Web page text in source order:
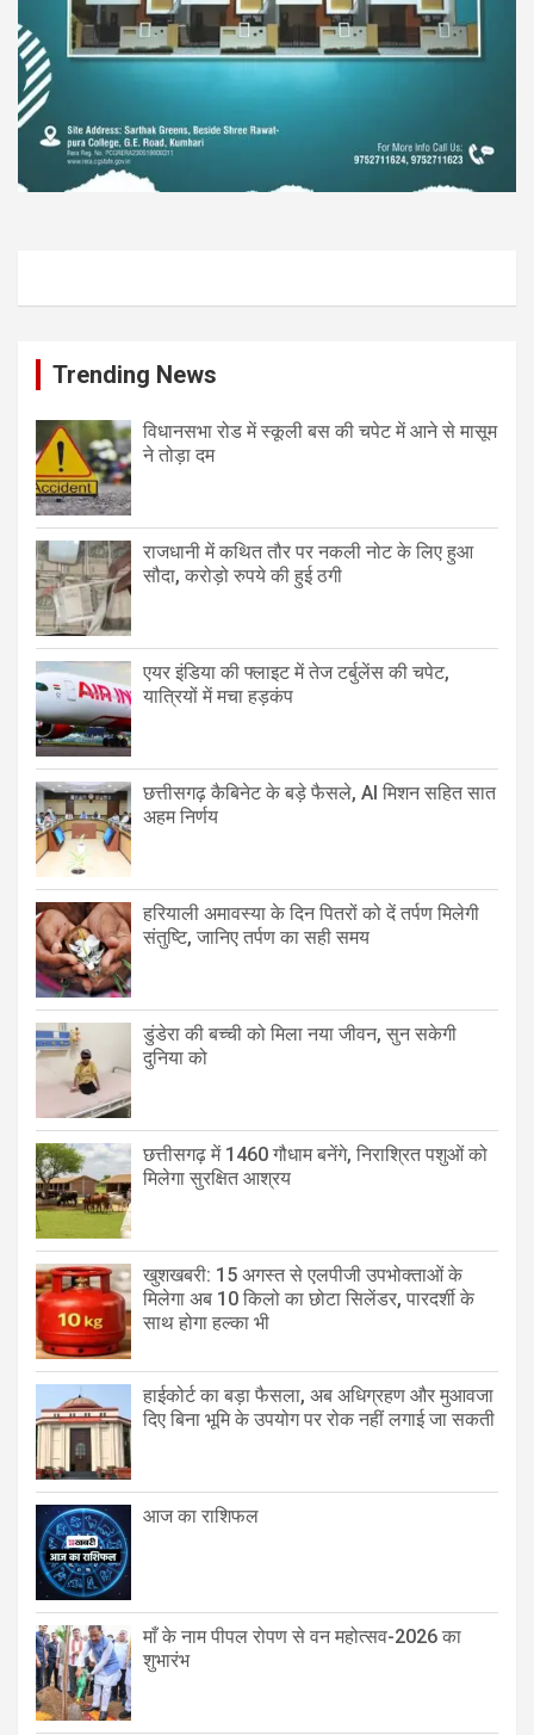
Trending News
विधानसभा रोड में स्कूली बस की चपेट में आने से मासूम
ने तोड़ा दम
राजधानी में कथित तौर पर नकली नोट के लिए हुआ
सौदा, करोड़ो रुपये की हुई ठगी
एयर इंडिया की फ्लाइट में तेज टर्बुलेंस की चपेट,
यात्रियों में मचा हड़कंप
छत्तीसगढ़ कैबिनेट के बड़े फैसले, AI मिशन सहित सात
अहम निर्णय
हरियाली अमावस्या के दिन पितरों को दें तर्पण मिलेगी
संतुष्टि, जानिए तर्पण का सही समय
डुंडेरा की बच्ची को मिला नया जीवन, सुन सकेगी
दुनिया को
छत्तीसगढ़ में 1460 गौधाम बनेंगे, निराश्रित पशुओं को
मिलेगा सुरक्षित आश्रय
खुशखबरी: 15 अगस्त से एलपीजी उपभोक्ताओं के
मिलेगा अब 10 किलो का छोटा सिलेंडर, पारदर्शी के
साथ होगा हल्का भी
हाईकोर्ट का बड़ा फैसला, अब अधिग्रहण और मुआवजा
दिए बिना भूमि के उपयोग पर रोक नहीं लगाई जा सकती
आज का राशिफल
माँ के नाम पीपल रोपण से वन महोत्सव-2026 का
शुभारंभ